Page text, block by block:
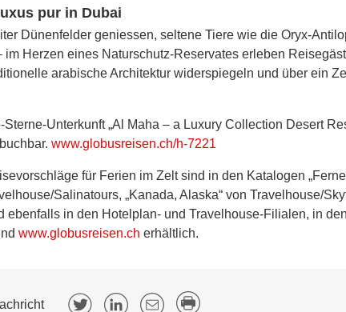
pur in Dubai
Dünenfelder geniessen, seltene Tiere wie die Oryx-
im Herzen eines Naturschutz-Reservates erleben
arabische Architektur widerspiegeln und über ein
Sterne-Unterkunft „Al Maha – a Luxury Collection Desert
www.globusreisen.ch/h-7221
für Ferien im Zelt sind in den Katalogen
Salinatours, „Kanada, Alaska“ von Travelhouse/
ebenfalls in den Hotelplan- und Travelhouse-Filialen, in
www.globusreisen.ch erhältlich.